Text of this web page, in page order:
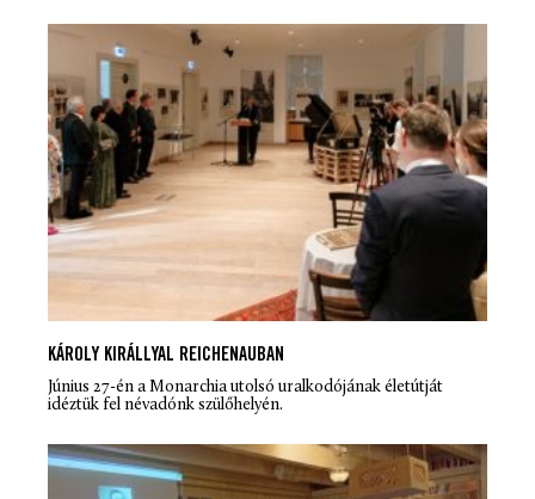
KÁROLY KIRÁLLYAL REICHENAUBAN
Június 27-én a Monarchia utolsó uralkodójának életútját
idéztük fel névadónk szülőhelyén.